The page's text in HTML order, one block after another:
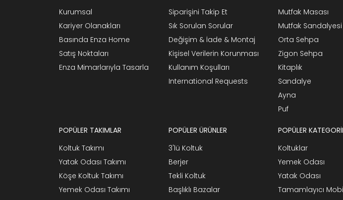
Kurumsal
Kariyer Olanakları
Basında Enza Home
Satış Noktaları
Enza Mimarlarıyla Tasarla
Siparişini Takip Et
Sık Sorulan Sorular
Değişim & İade & Montaj
Kişisel Verilerin Korunması
Kullanım Koşulları
International Requests
Mutfak Masası
Mutfak Sandalyesi
Orta Sehpa
Zigon Sehpa
Kitaplık
Sandalye
Ayna
Puf
POPÜLER TAKIMLAR
Koltuk Takımı
Yatak Odası Takımı
Köşe Koltuk Takımı
Yemek Odası Takımı
POPÜLER ÜRÜNLER
3'lü Koltuk
Berjer
Tekli Koltuk
Başlıklı Bazalar
POPÜLER
Koltuklar
Yemek Odası
Yatak Odası
Tamamlayıcı